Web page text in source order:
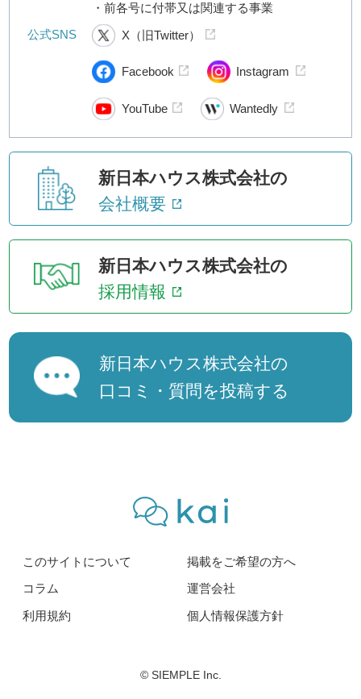
・前各号に付帯又は関連する事業
公式SNS
X（旧Twitter）
Facebook Instagram
YouTube Wantedly
新日本ハウス株式会社の
会社概要
新日本ハウス株式会社の
採用情報
新日本ハウス株式会社の
口コミ・質問を投稿する
このサイトについて
掲載をご希望の方へ
コラム
運営会社
利用規約
個人情報保護方針
© SIEMPLE Inc.